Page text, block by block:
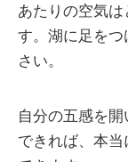
あたりの空気
す。湖に足を
さい。
自分の五感を
できれば、本